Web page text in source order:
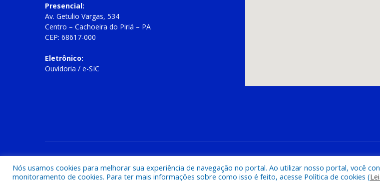
Presencial:
Av. Getulio Vargas, 534
Centro – Cachoeira do Piriá – PA
CEP: 68617-000
Eletrônico:
Ouvidoria / e-SIC
Nós usamos cookies para melhorar sua experiência de navegação no portal. Ao utilizar nosso portal, você
monitoramento de cookies. Para ter mais informações sobre como isso é feito, acesse Política de cookies (